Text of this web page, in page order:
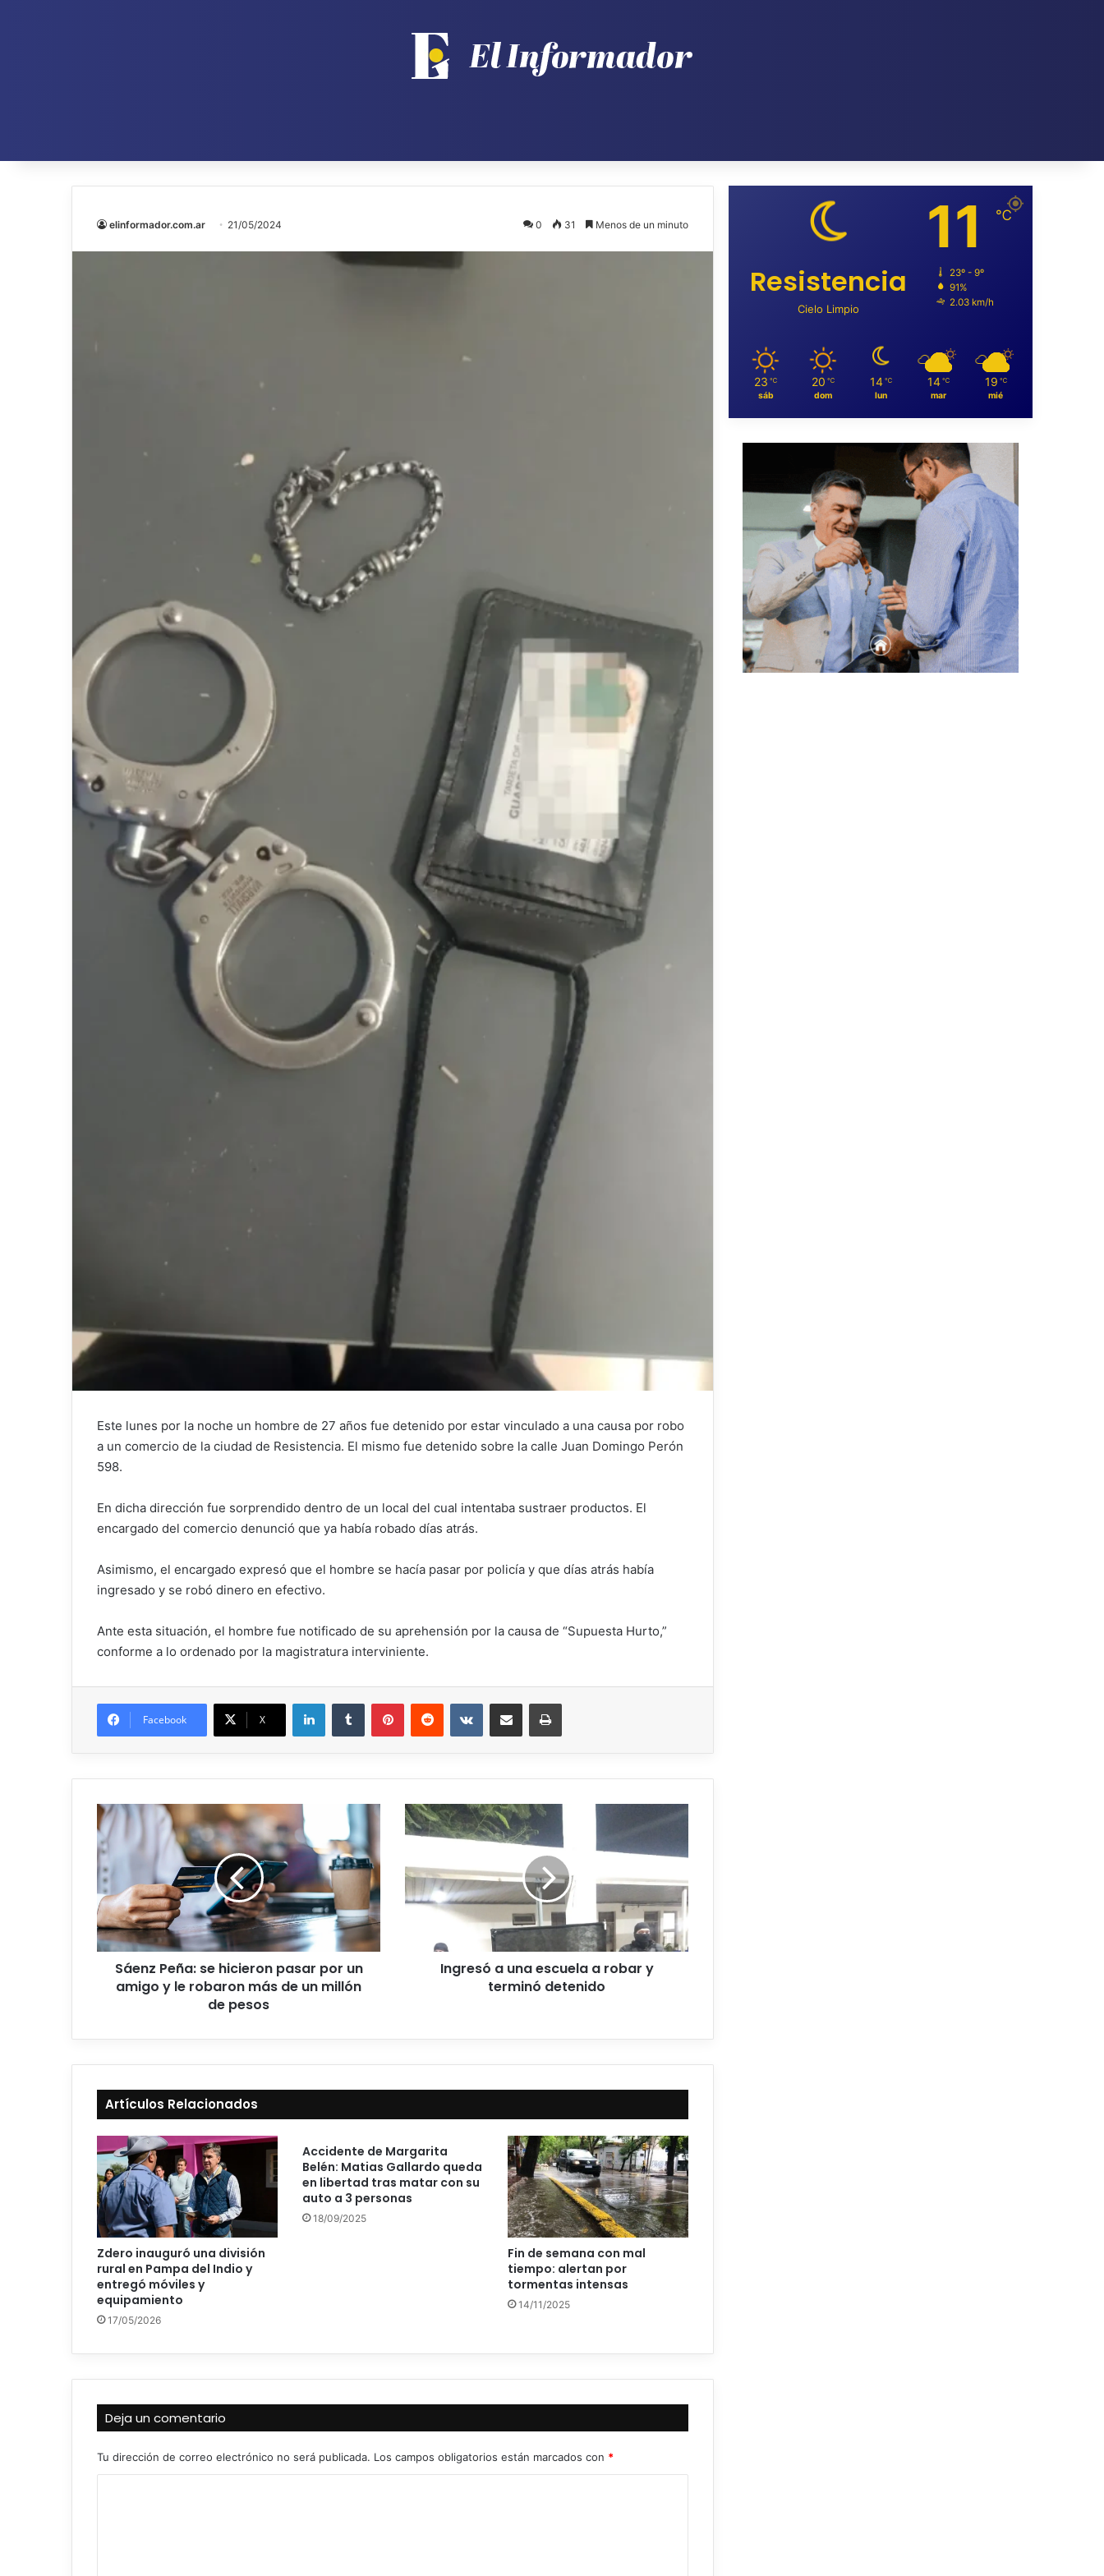
elinformador.com.ar 21/05/2024 0 31 Menos de un minuto
Este lunes por la noche un hombre de 27 años fue detenido por estar vinculado a una causa por robo
a un comercio de la ciudad de Resistencia. El mismo fue detenido sobre la calle Juan Domingo Perón
598.
En dicha dirección fue sorprendido dentro de un local del cual intentaba sustraer productos. El
encargado del comercio denunció que ya había robado días atrás.
Asimismo, el encargado expresó que el hombre se hacía pasar por policía y que días atrás había
ingresado y se robó dinero en efectivo.
Ante esta situación, el hombre fue notificado de su aprehensión por la causa de “Supuesta Hurto,”
conforme a lo ordenado por la magistratura interviniente.
Facebook X
Sáenz Peña: se hicieron pasar por un
amigo y le robaron más de un millón
de pesos
Ingresó a una escuela a robar y
terminó detenido
Artículos Relacionados
Zdero inauguró una división
rural en Pampa del Indio y
entregó móviles y
equipamiento
17/05/2026
Accidente de Margarita
Belén: Matias Gallardo queda
en libertad tras matar con su
auto a 3 personas
18/09/2025
Fin de semana con mal
tiempo: alertan por
tormentas intensas
14/11/2025
Deja un comentario
Tu dirección de correo electrónico no será publicada. Los campos obligatorios están marcados con *
Resistencia
Cielo Limpio
11 ℃
23º - 9º
91%
2.03 km/h
23 ℃
sáb
20 ℃
dom
14 ℃
lun
14 ℃
mar
19 ℃
mié